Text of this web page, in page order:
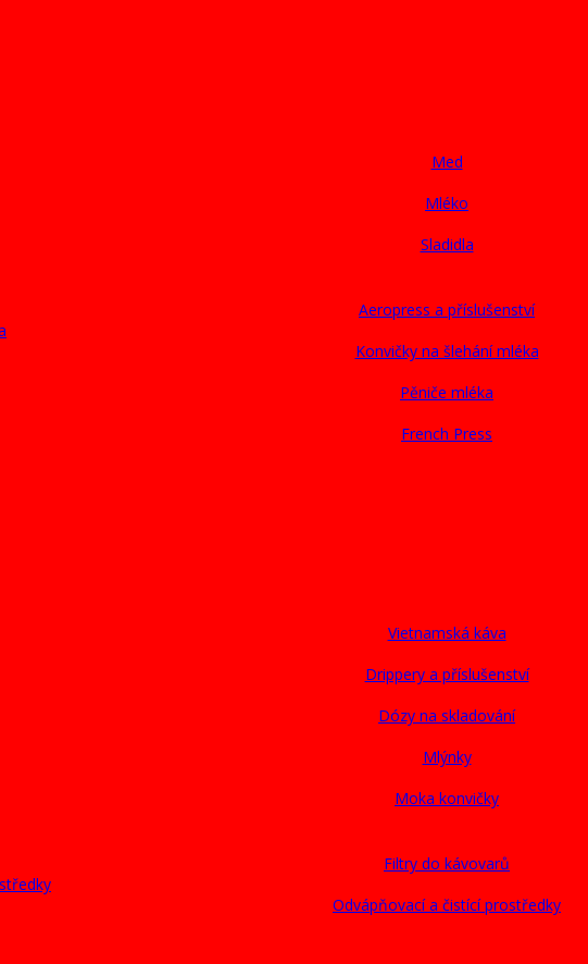
Med
Mléko
Sladidla
Aeropress a příslušenství
Konvičky na šlehání mléka
Pěniče mléka
French Press
Vietnamská káva
Drippery a příslušenství
Dózy na skladování
Mlýnky
Moka konvičky
Filtry do kávovarů
Odvápňovací a čistící prostředky